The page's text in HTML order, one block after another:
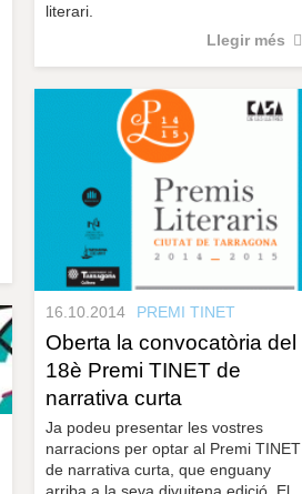
literari.
Llegir més
16.10.2014 PREMI TINET
Oberta la convocatòria del
18è Premi TINET de
narrativa curta
Ja podeu presentar les vostres
narracions per optar al Premi TINET
de narrativa curta, que enguany
arriba a la seva divuitena edició. El